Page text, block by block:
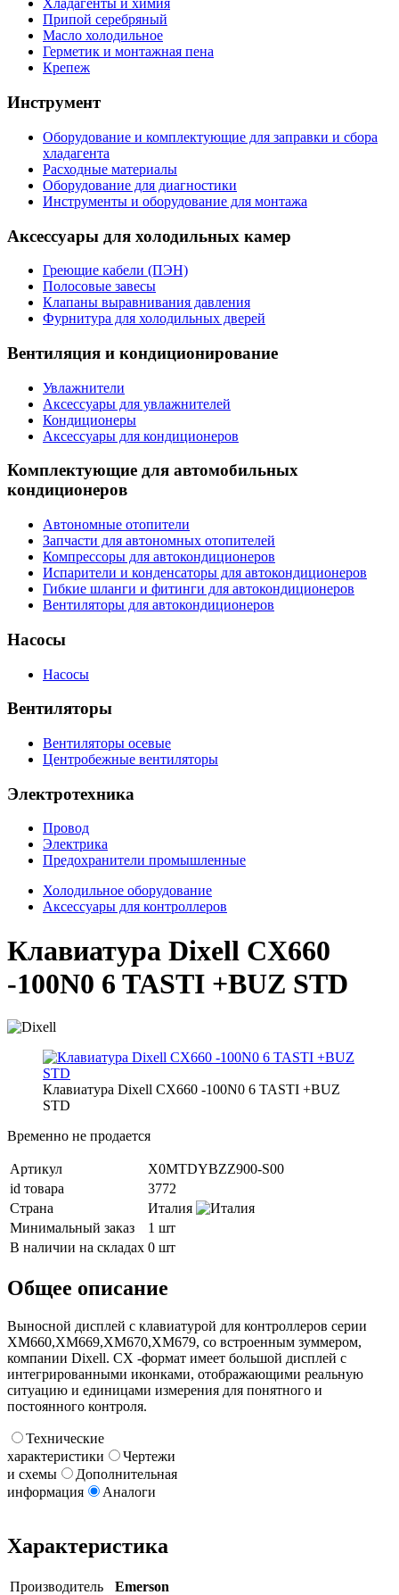
Хладагенты и химия
Припой серебряный
Масло холодильное
Герметик и монтажная пена
Крепеж
Инструмент
Оборудование и комплектующие для заправки и сбора
хладагента
Расходные материалы
Оборудование для диагностики
Инструменты и оборудование для монтажа
Аксессуары для холодильных камер
Греющие кабели (ПЭН)
Полосовые завесы
Клапаны выравнивания давления
Фурнитура для холодильных дверей
Вентиляция и кондиционирование
Увлажнители
Аксессуары для увлажнителей
Кондиционеры
Аксессуары для кондиционеров
Комплектующие для автомобильных
кондиционеров
Автономные отопители
Запчасти для автономных отопителей
Компрессоры для автокондиционеров
Испарители и конденсаторы для автокондиционеров
Гибкие шланги и фитинги для автокондиционеров
Вентиляторы для автокондиционеров
Насосы
Насосы
Вентиляторы
Вентиляторы осевые
Центробежные вентиляторы
Электротехника
Провод
Электрика
Предохранители промышленные
Холодильное оборудование
Аксессуары для контроллеров
Клавиатура Dixell CX660
-100N0 6 TASTI +BUZ STD
Клавиатура Dixell CX660 -100N0 6 TASTI +BUZ
STD
Временно не продается
Артикул
X0MTDYBZZ900-S00
id товара
3772
Страна
Италия
Минимальный заказ
1 шт
В наличии на складах 0 шт
Общее описание
Выносной дисплей с клавиатурой для контроллеров серии
XM660,XM669,XM670,XM679, со встроенным зуммером,
компании Dixell. CX -формат имеет большой дисплей с
интегрированными иконками, отображающими реальную
ситуацию и единицами измерения для понятного и
постоянного контроля.
Технические
характеристики
Чертежи
и схемы
Дополнительная
информация
Аналоги
Характеристика
Производитель
Emerson